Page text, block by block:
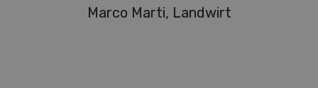
Marco Marti, Landwirt